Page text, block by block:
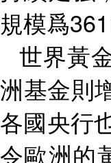
規模爲
世界黃
洲基金則
各國央行
令歐洲的